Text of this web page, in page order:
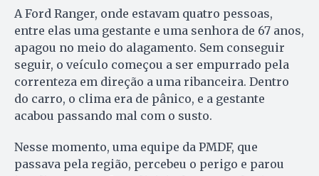
A Ford Ranger, onde estavam quatro pessoas,
entre elas uma gestante e uma senhora de 67 anos,
apagou no meio do alagamento. Sem conseguir
seguir, o veículo começou a ser empurrado pela
correnteza em direção a uma ribanceira. Dentro
do carro, o clima era de pânico, e a gestante
acabou passando mal com o susto.
Nesse momento, uma equipe da PMDF, que
passava pela região, percebeu o perigo e parou